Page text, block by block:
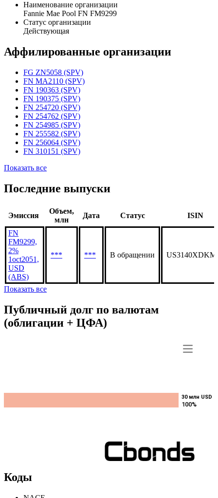
Наименование организации
Fannie Mae Pool FN FM9299
Статус организации
Действующая
Аффилированные организации
FG ZN5058 (SPV)
FN MA2110 (SPV)
FN 190363 (SPV)
FN 190375 (SPV)
FN 254720 (SPV)
FN 254762 (SPV)
FN 254985 (SPV)
FN 255582 (SPV)
FN 256064 (SPV)
FN 310151 (SPV)
Показать все
Последние выпуски
Эмиссия
Объем,
млн
Дата Статус ISIN
FN
FM9299,
2%
1oct2051,
USD
(ABS)
*** *** В обращении
Показать все
Публичный долг по валютам
(облигации + ЦФА)
30 млн USD
100%
30 млн USD
100%
Коды